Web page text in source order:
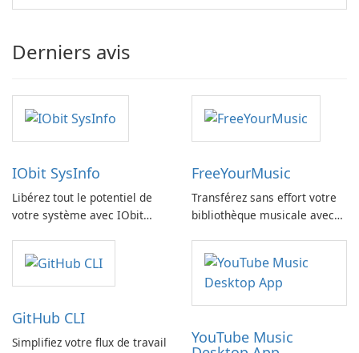
Derniers avis
IObit SysInfo
Libérez tout le potentiel de
votre système avec IObit
FreeYourMusic
Transférez sans effort votre
bibliothèque musicale avec
GitHub CLI
Simplifiez votre flux de travail
YouTube Music